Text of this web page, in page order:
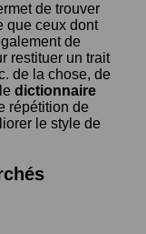
de trouver
que ceux dont
de
restituer un trait
de la chose, de
dictionnaire
répétition de
le style de